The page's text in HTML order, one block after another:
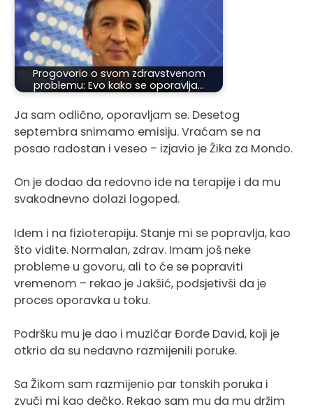
Progovorio o svom zdravstvenom
problemu: Evo kako se oporavlja…
Ja sam odlično, oporavljam se. Desetog
septembra snimamo emisiju. Vraćam se na
posao radostan i veseo – izjavio je Žika za Mondo.
On je dodao da redovno ide na terapije i da mu
svakodnevno dolazi logoped.
Idem i na fizioterapiju. Stanje mi se popravlja, kao
što vidite. Normalan, zdrav. Imam još neke
probleme u govoru, ali to će se popraviti
vremenom – rekao je Jakšić, podsjetivši da je
proces oporavka u toku.
Podršku mu je dao i muzičar Đorđe David, koji je
otkrio da su nedavno razmijenili poruke.
Sa Žikom sam razmijenio par tonskih poruka i
zvuči mi kao dečko. Rekao sam mu da mu držim